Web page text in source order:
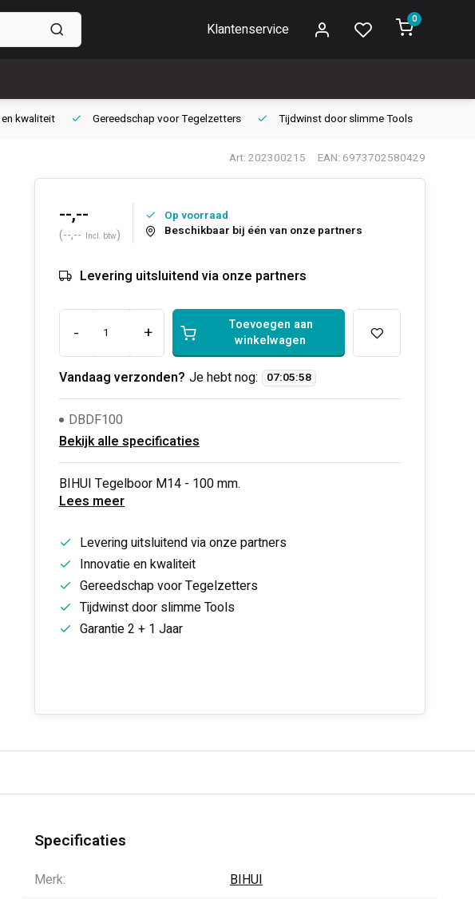
Klantenservice
0
en kwaliteit Gereedschap voorTegelzetters Tijdwinst doorslimme Tools
Art: 202300215 EAN: 6973702580429
--,--
(--,-- Incl. btw)
Op voorraad
Beschikbaar bij één van onze partners
Levering uitsluitend via onze partners
- +
Toevoegen aan
winkelwagen
Vandaag verzonden? Je hebt nog: 07:05:58
DBDF100
Bekijk alle specificaties
BIHUI Tegelboor M14 - 100 mm.
Lees meer
Levering uitsluitend via onze partners
Innovatie en kwaliteit
Gereedschap voor Tegelzetters
Tijdwinst door slimme Tools
Garantie 2 + 1 Jaar
Specificaties
Merk:
BIHUI